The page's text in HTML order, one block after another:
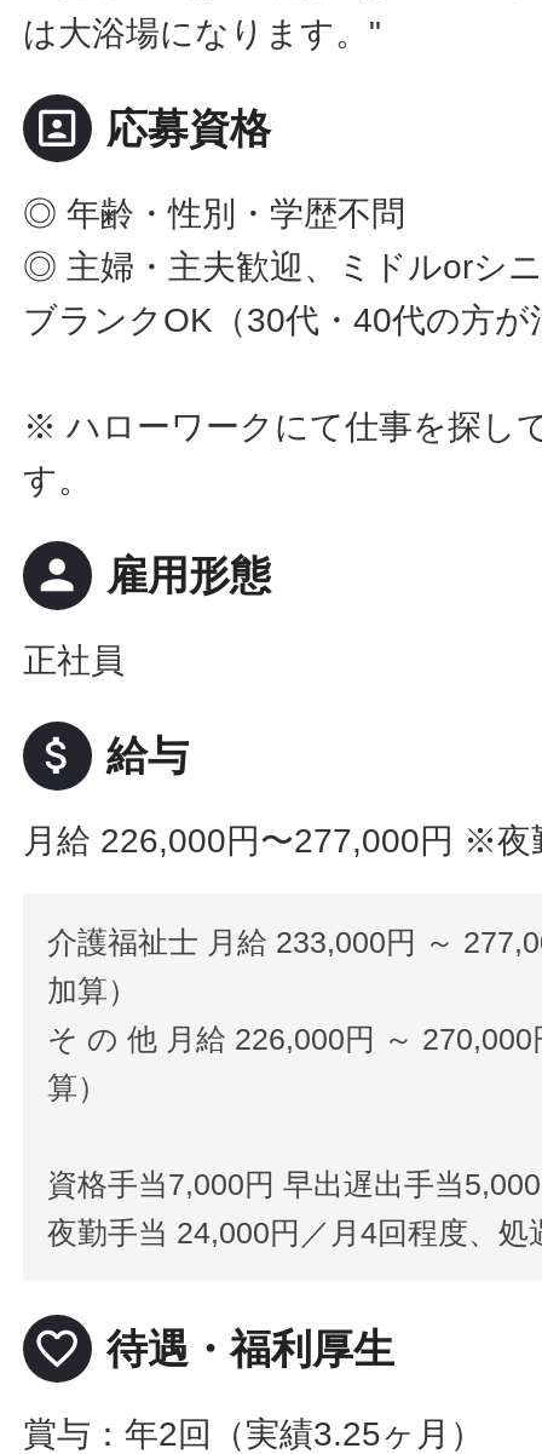
は大浴場になります。"
portrait 応募資格
◎ 年齢・性別・学歴不問
◎ 主婦・主夫歓迎、ミドルorシ
ブランクOK（30代・40代の方
※ ハローワークにて仕事を探し
す。
person 雇用形態
正社員
attach_money 給与
月給 226,000円〜277,000円 ※夜
介護福祉士 月給 233,000円 ～
加算）
そ の 他 月給 226,000円 ～
算）
資格手当7,000円 早出遅出手当
夜勤手当 24,000円／月4回程度、
favorite_border 待遇・福利厚生
賞与：年2回（実績3.25ヶ月）